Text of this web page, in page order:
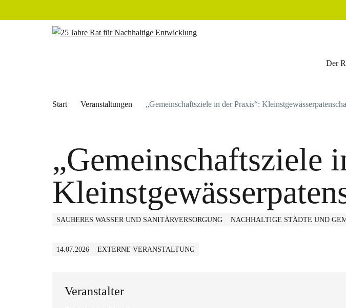
Der
Start Veranstaltungen „Gemeinschaftsziele in der Praxis“:
„Gemeinschaftsziele
SAUBERES WASSER UND SANITÄRVERSORGUNG NACHHALTIGE STÄDTE UND
14.07.2026 EXTERNE VERANSTALTUNG
Veranstalter